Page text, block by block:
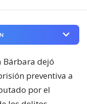
Bárbara dejó
preventiva a
por el